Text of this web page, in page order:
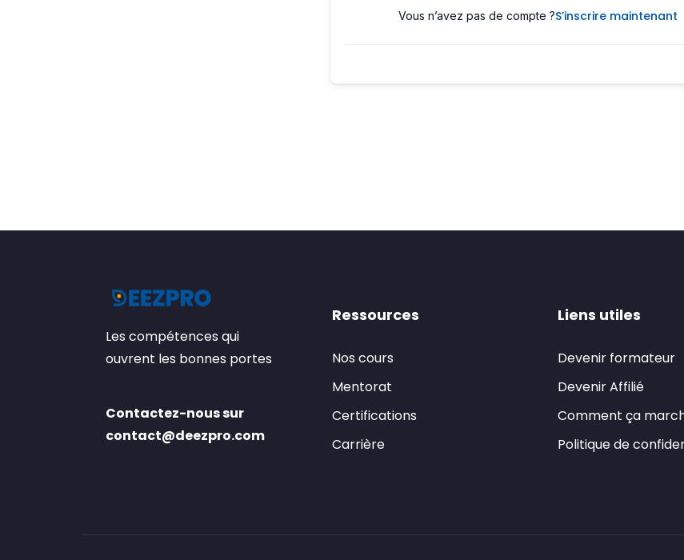
Vous n’avez pas de compte ?S’inscrire maintenant
Les compétences qui
ouvrent les bonnes portes
Contactez-nous sur
contact@deezpro.com
Ressources
Nos cours
Mentorat
Certifications
Carrière
Liens utiles
Devenir formateur
Devenir Affilié
Comment ça
Politique de